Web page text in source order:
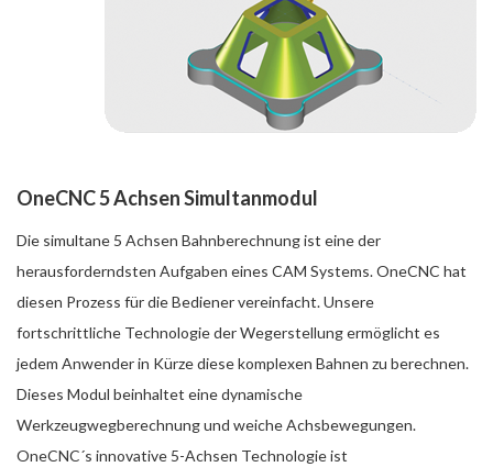
OneCNC 5 Achsen Simultanmodul
Die simultane 5 Achsen Bahnberechnung ist eine der
herausforderndsten Aufgaben eines CAM Systems. OneCNC hat
diesen Prozess für die Bediener vereinfacht. Unsere
fortschrittliche Technologie der Wegerstellung ermöglicht es
jedem Anwender in Kürze diese komplexen Bahnen zu berechnen.
Dieses Modul beinhaltet eine dynamische
Werkzeugwegberechnung und weiche Achsbewegungen.
OneCNC´s innovative 5-Achsen Technologie ist